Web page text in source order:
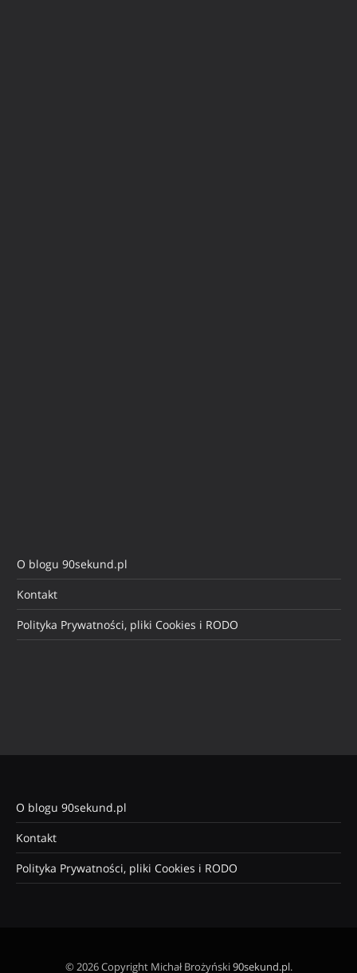
O blogu 90sekund.pl
Kontakt
Polityka Prywatności, pliki Cookies i RODO
O blogu 90sekund.pl
Kontakt
Polityka Prywatności, pliki Cookies i RODO
© 2026 Copyright Michał Brożyński90sekund.pl.